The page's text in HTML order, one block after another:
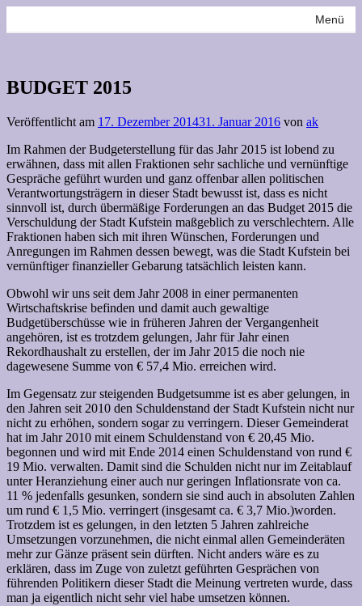
Menü
BUDGET 2015
Veröffentlicht am 17. Dezember 201431. Januar 2016 von ak
Im Rahmen der Budgeterstellung für das Jahr 2015 ist lobend zu
erwähnen, dass mit allen Fraktionen sehr sachliche und vernünftige
Gespräche geführt wurden und ganz offenbar allen politischen
Verantwortungsträgern in dieser Stadt bewusst ist, dass es nicht
sinnvoll ist, durch übermäßige Forderungen an das Budget 2015 die
Verschuldung der Stadt Kufstein maßgeblich zu verschlechtern. Alle
Fraktionen haben sich mit ihren Wünschen, Forderungen und
Anregungen im Rahmen dessen bewegt, was die Stadt Kufstein bei
vernünftiger finanzieller Gebarung tatsächlich leisten kann.
Obwohl wir uns seit dem Jahr 2008 in einer permanenten
Wirtschaftskrise befinden und damit auch gewaltige
Budgetüberschüsse wie in früheren Jahren der Vergangenheit
angehören, ist es trotzdem gelungen, Jahr für Jahr einen
Rekordhaushalt zu erstellen, der im Jahr 2015 die noch nie
dagewesene Summe von € 57,4 Mio. erreichen wird.
Im Gegensatz zur steigenden Budgetsumme ist es aber gelungen, in
den Jahren seit 2010 den Schuldenstand der Stadt Kufstein nicht nur
nicht zu erhöhen, sondern sogar zu verringern. Dieser Gemeinderat
hat im Jahr 2010 mit einem Schuldenstand von € 20,45 Mio.
begonnen und wird mit Ende 2014 einen Schuldenstand von rund €
19 Mio. verwalten. Damit sind die Schulden nicht nur im Zeitablauf
unter Heranziehung einer auch nur geringen Inflationsrate von ca.
11 % jedenfalls gesunken, sondern sie sind auch in absoluten Zahlen
um rund € 1,5 Mio. verringert (insgesamt ca. € 3,7 Mio.)worden.
Trotzdem ist es gelungen, in den letzten 5 Jahren zahlreiche
Umsetzungen vorzunehmen, die nicht einmal allen Gemeinderäten
mehr zur Gänze präsent sein dürften. Nicht anders wäre es zu
erklären, dass im Zuge von zuletzt geführten Gesprächen von
führenden Politikern dieser Stadt die Meinung vertreten wurde, dass
man ja eigentlich nicht sehr viel habe umsetzen können.